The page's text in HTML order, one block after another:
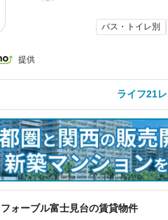
バス・トイレ別
提供
ライフ21
フォーブル富士見台の賃貸物件